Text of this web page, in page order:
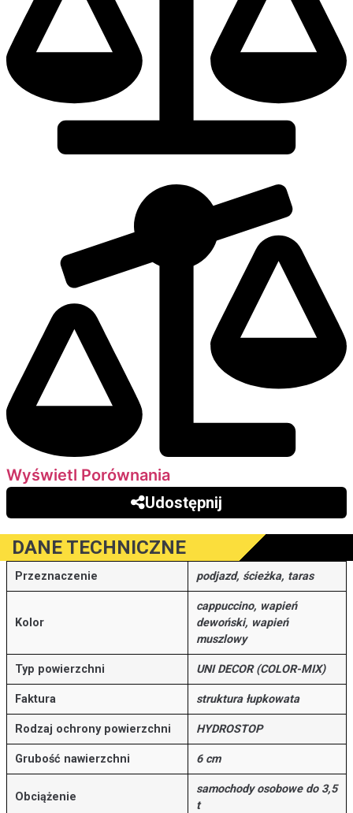
Wyświetl Porównania
Udostępnij
DANE TECHNICZNE
Przeznaczenie podjazd, ścieżka, taras
Kolor
cappuccino, wapień
dewoński, wapień
muszlowy
Typ powierzchni UNI DECOR (COLOR-MIX)
Faktura struktura łupkowata
Rodzaj ochrony powierzchni HYDROSTOP
Grubość nawierzchni 6 cm
Obciążenie
samochody osobowe do 3,5
t